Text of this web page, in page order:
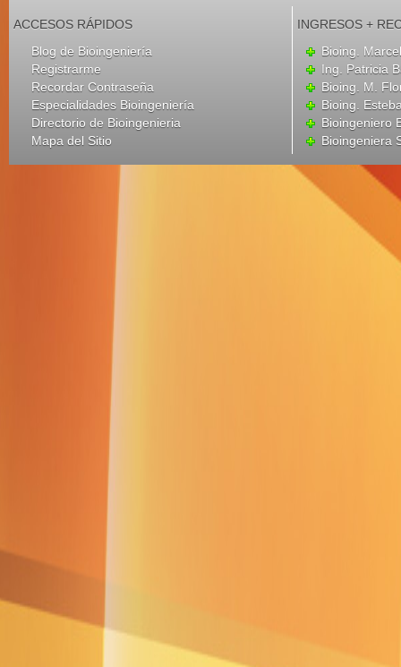
ACCESOS RÁPIDOS
Blog de Bioingeniería
Registrarme
Recordar Contraseña
Especialidades Bioingeniería
Directorio de Bioingenieria
Mapa del Sitio
INGRESOS +
Bioing.
Ing. Patricia
Bioing. M.
Bioing.
Bioingeniero
Bioingeniera